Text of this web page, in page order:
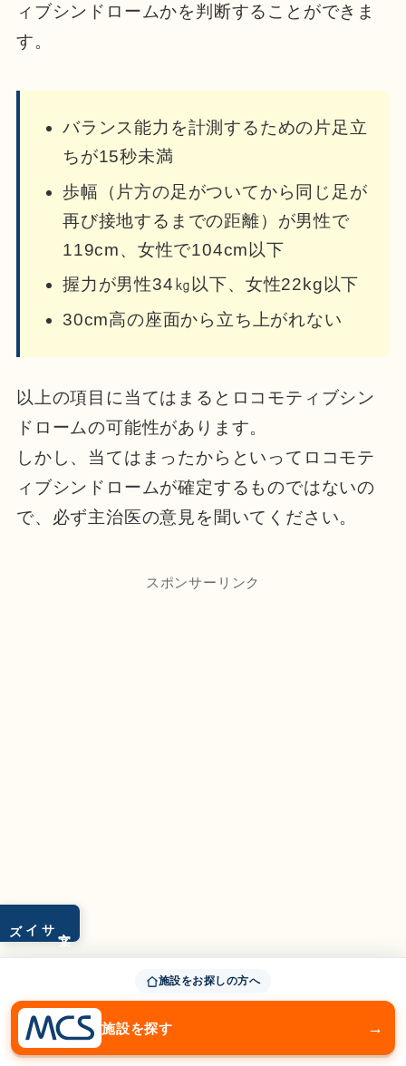
サイズ
ィブシンドロームかを判断することができま
す。
バランス能力を計測するための片足立
ちが15秒未満
歩幅（片方の足がついてから同じ足が
再び接地するまでの距離）が男性で
119cm、女性で104cm以下
握力が男性34㎏以下、女性22kg以下
30cm高の座面から立ち上がれない
以上の項目に当てはまるとロコモティブシン
ドロームの可能性があります。
しかし、当てはまったからといってロコモテ
ィブシンドロームが確定するものではないの
で、必ず主治医の意見を聞いてください。
スポンサーリンク
施設をお探しの方へ
施設を探す →